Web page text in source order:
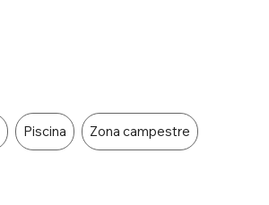
Piscina Zona campestre